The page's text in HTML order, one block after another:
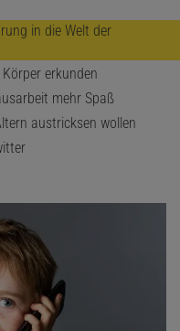
in die Welt der
erkunden
mehr Spaß
austricksen wollen